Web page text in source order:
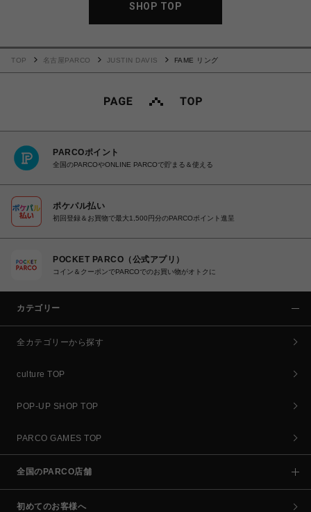
SHOP TOP
TOP 名古屋PARCO JUSTIN DAVIS FAME リング
PARCOポイント
全国のPARCOやONLINE PARCOで貯まる＆使える
ポケパル払い
初回登録＆お買物で最大1,500円分のPARCOポイント進呈
POCKET PARCO（公式アプリ）
コイン＆クーポンでPARCOでのお買い物がオトクに
カテゴリー
全カテゴリーから探す
culture TOP
POP-UP SHOP TOP
PARCO GAMES TOP
全国のPARCO店舗
初めてのお客様へ